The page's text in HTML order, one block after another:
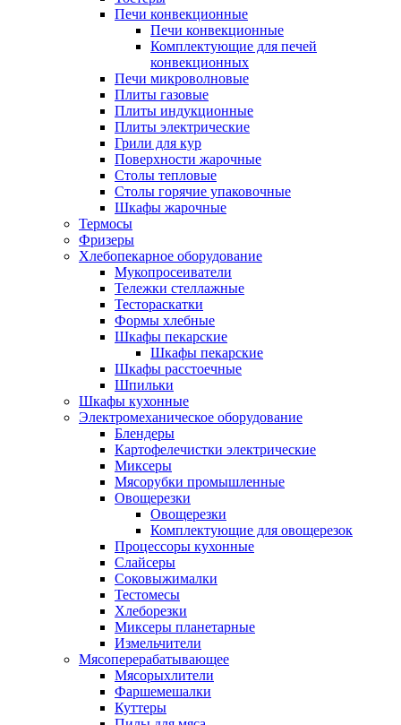
Печи конвекционные
Печи конвекционные
Комплектующие для печей
конвекционных
Печи микроволновые
Плиты газовые
Плиты индукционные
Плиты электрические
Грили для кур
Поверхности жарочные
Столы тепловые
Столы горячие упаковочные
Шкафы жарочные
Термосы
Фризеры
Хлебопекарное оборудование
Мукопросеиватели
Тележки стеллажные
Тестораскатки
Формы хлебные
Шкафы пекарские
Шкафы пекарские
Шкафы расстоечные
Шпильки
Шкафы кухонные
Электромеханическое оборудование
Блендеры
Картофелечистки электрические
Миксеры
Мясорубки промышленные
Овощерезки
Овощерезки
Комплектующие для овощерезок
Процессоры кухонные
Слайсеры
Соковыжималки
Тестомесы
Хлеборезки
Миксеры планетарные
Измельчители
Мясоперерабатывающее
Мясорыхлители
Фаршемешалки
Куттеры